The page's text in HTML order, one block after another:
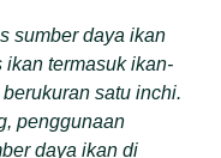
sumber daya ikan
termasuk ikan-
satu inchi.
penggunaan
daya ikan di